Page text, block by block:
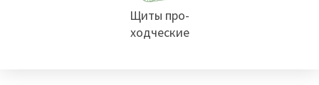
Щиты про-
ходческие